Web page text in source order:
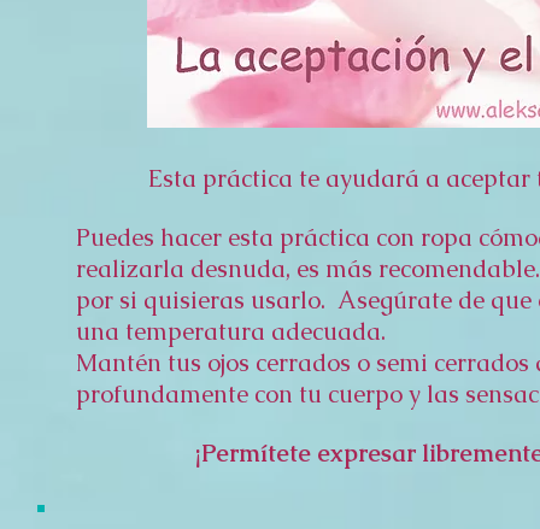
Esta práctica te ayudará a
Puedes hacer esta práctica con ropa
realizarla desnuda, es más
por si quisieras usarlo. Asegúrate de
una temperatura adecuada.
Mantén tus ojos cerrados o semi
profundamente con tu cuerpo y las
¡Permítete expresar